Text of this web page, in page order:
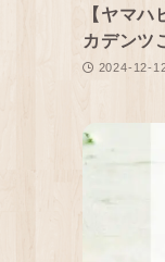
【ヤマ
カデンツ
2024-12-